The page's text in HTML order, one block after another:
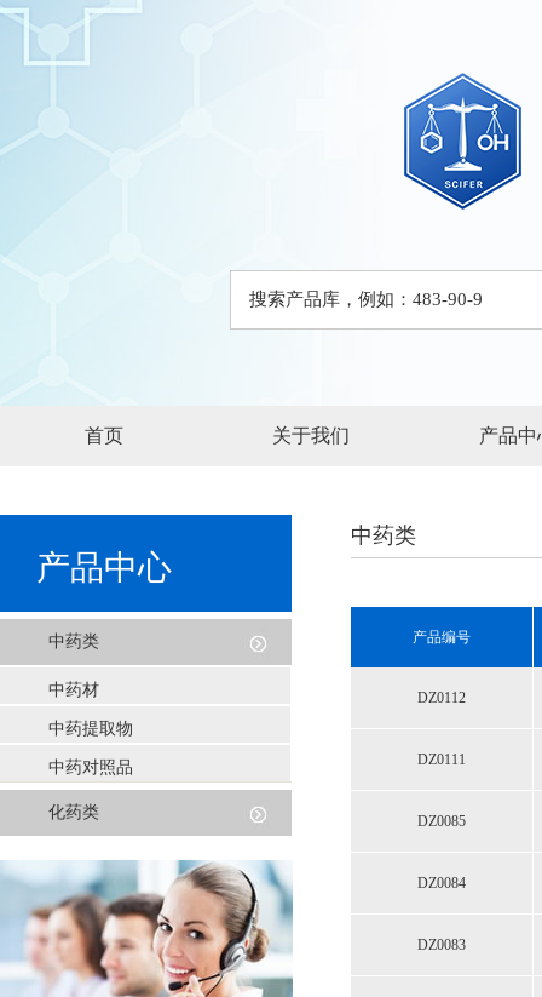
首页 关于我们 产品中
产品中心
中药类
中药材
中药提取物
中药对照品
化药类
中药类
产品编号
DZ0112
DZ0111
DZ0085
DZ0084
DZ0083